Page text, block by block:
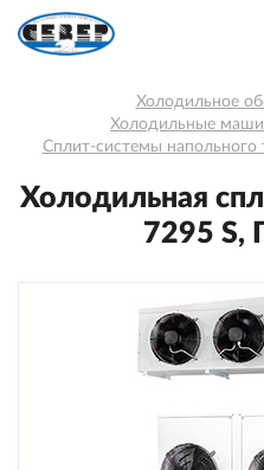
Холодильное
Холодильные
Сплит-системы напольного
Холодильная
7295 S,